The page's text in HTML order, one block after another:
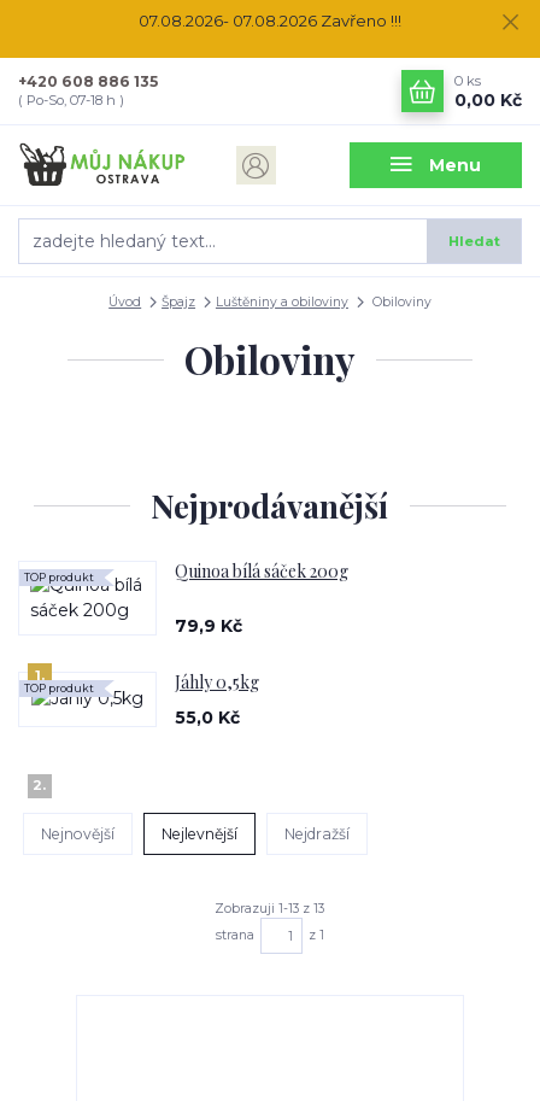
07.08.2026- 07.08.2026 Zavřeno !!!
Menu
Hledat
+420 608 886 135
( Po-So, 07-18 h )
0 ks
0,00 Kč
Úvod Špajz Luštěniny a obiloviny Obiloviny
Obiloviny
Nejprodávanější
1.
Quinoa bílá sáček 200g
TOP produkt
79,9 Kč
2.
Jáhly 0,5kg
TOP produkt
55,0 Kč
Nejnovější Nejlevnější Nejdražší
Zobrazuji 1-13 z 13
strana
z 1